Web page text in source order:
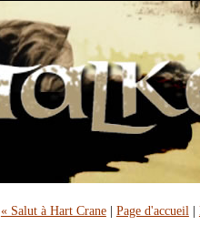
« Salut à Hart Crane| Page d'accueil |